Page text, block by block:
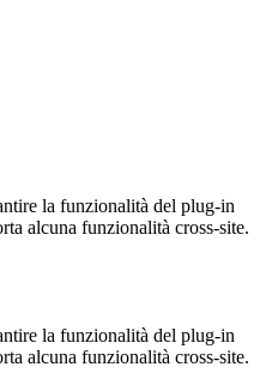
la funzionalità del plug-in
alcuna funzionalità cross-site.
la funzionalità del plug-in
alcuna funzionalità cross-site.